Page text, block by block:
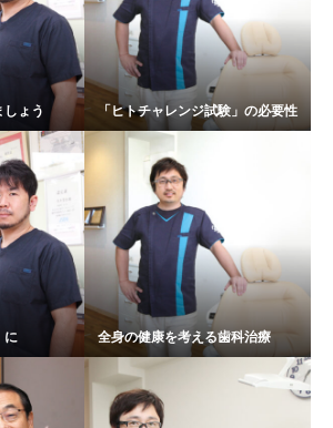
ょう 「ヒトチャレンジ試験」の必要性
に 全身の健康を考える歯科治療